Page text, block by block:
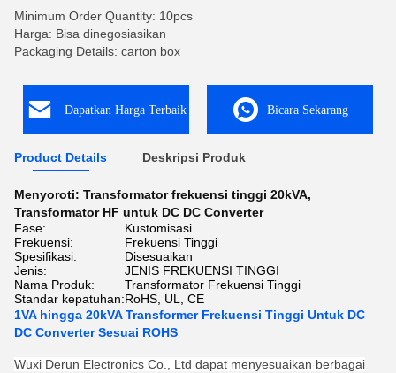
Minimum Order Quantity: 10pcs
Harga: Bisa dinegosiasikan
Packaging Details: carton box
Dapatkan Harga Terbaik Bicara Sekarang
Product Details Deskripsi Produk
Menyoroti: Transformator frekuensi tinggi 20kVA,
Transformator HF untuk DC DC Converter
Fase:
Kustomisasi
Frekuensi:
Frekuensi Tinggi
Spesifikasi:
Disesuaikan
Jenis:
JENIS FREKUENSI TINGGI
Nama Produk:
Transformator Frekuensi Tinggi
Standar kepatuhan:RoHS, UL, CE
1VA hingga 20kVA Transformer Frekuensi Tinggi Untuk DC
DC Converter Sesuai ROHS
Wuxi Derun Electronics Co., Ltd dapat menyesuaikan berbagai